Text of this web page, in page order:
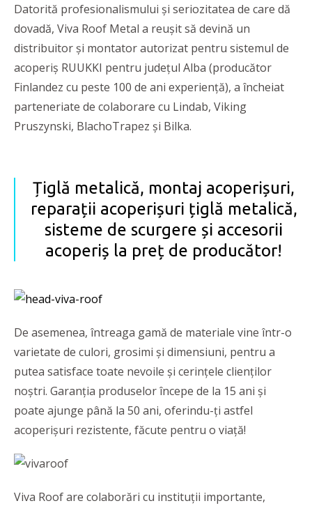
Datorită profesionalismului și seriozitatea de care dă
dovadă, Viva Roof Metal a reușit să devină un
distribuitor și montator autorizat pentru sistemul de
acoperiș RUUKKI pentru județul Alba (producător
Finlandez cu peste 100 de ani experiență), a încheiat
parteneriate de colaborare cu Lindab, Viking
Pruszynski, BlachoTrapez și Bilka.
Țiglă metalică, montaj acoperișuri,
reparații acoperișuri țiglă metalică,
sisteme de scurgere și accesorii
acoperiș la preț de producător!
De asemenea, întreaga gamă de materiale vine într-o
varietate de culori, grosimi și dimensiuni, pentru a
putea satisface toate nevoile și cerințele clienților
noștri. Garanția produselor începe de la 15 ani și
poate ajunge până la 50 ani, oferindu-ți astfel
acoperișuri rezistente, făcute pentru o viață!
Viva Roof are colaborări cu instituții importante,